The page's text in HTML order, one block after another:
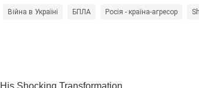
Війна в Україні БПЛА Росія - країна-агресор